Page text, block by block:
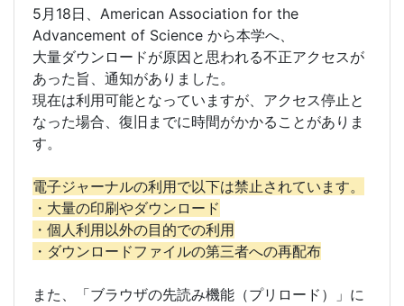
5月18日、American Association for the
Advancement of Science から本学へ、
大量ダウンロードが原因と思われる不正アクセスが
あった旨、通知がありました。
現在は利用可能となっていますが、アクセス停止と
なった場合、復旧までに時間がかかることがありま
す。
電子ジャーナルの利用で以下は禁止されています。
・大量の印刷やダウンロード
・個人利用以外の目的での利用
・ダウンロードファイルの第三者への再配布
また、「ブラウザの先読み機能（プリロード）」に